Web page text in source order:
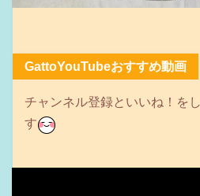
GattoYouTubeおすすめ動画
チャンネル登録といいね！を
す